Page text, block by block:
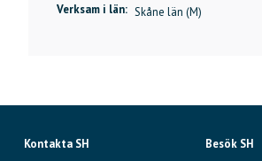
Verksam i län: Skåne län (M)
Kontakta SH
Besök SH